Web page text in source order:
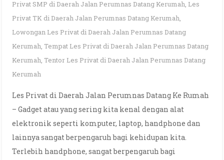
Privat SMP di Daerah Jalan Perumnas Datang Kerumah, Les
Privat TK di Daerah Jalan Perumnas Datang Kerumah,
Lowongan Les Privat di Daerah Jalan Perumnas Datang
Kerumah, Tempat Les Privat di Daerah Jalan Perumnas Datang
Kerumah, Tentor Les Privat di Daerah Jalan Perumnas Datang
Kerumah
Les Privat di Daerah Jalan Perumnas Datang Ke Rumah
– Gadget atau yang sering kita kenal dengan alat
elektronik seperti komputer, laptop, handphone dan
lainnya sangat berpengaruh bagi kehidupan kita.
Terlebih handphone, sangat berpengaruh bagi